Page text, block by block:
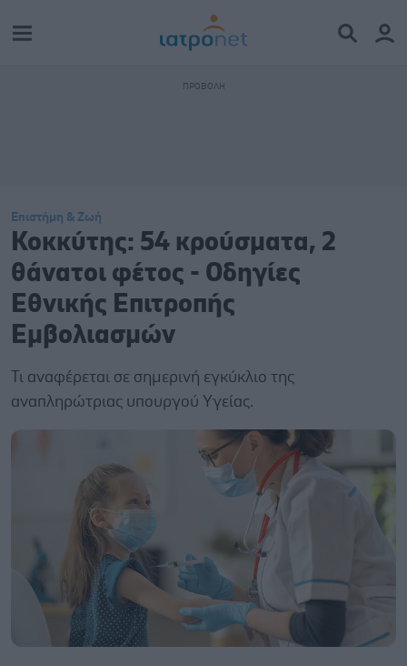
Επιστήμη & Ζωή
Κοκκύτης: 54 κρούσματα, 2
θάνατοι φέτος - Οδηγίες
Εθνικής Επιτροπής
Εμβολιασμών
Τι αναφέρεται σε σημερινή εγκύκλιο της
αναπληρώτριας υπουργού Υγείας.